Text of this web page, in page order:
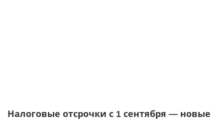
Налоговые отсрочки с 1 сентября — новые